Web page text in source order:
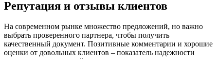
Репутация и отзывы клиентов
На современном рынке множество предложений, но важно
выбрать проверенного партнера, чтобы получить
качественный документ. Позитивные комментарии и хорошие
оценки от довольных клиентов – показатель надежности